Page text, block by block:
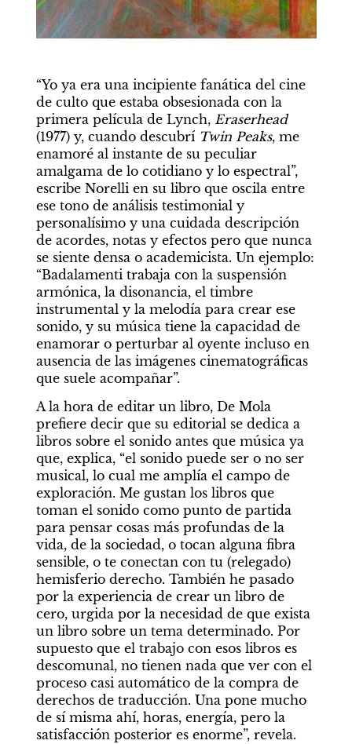
“Yo ya era una incipiente fanática del cine
de culto que estaba obsesionada con la
primera película de Lynch,
Eraserhead
(1977) y, cuando descubrí Twin Peaks, me
enamoré al instante de su peculiar
amalgama de lo cotidiano y lo espectral”,
escribe Norelli en su libro que oscila entre
ese tono de análisis testimonial y
personalísimo y una cuidada descripción
de acordes, notas y efectos pero que nunca
se siente densa o academicista. Un ejemplo:
“Badalamenti trabaja con la suspensión
armónica, la disonancia, el timbre
instrumental y la melodía para crear ese
sonido, y su música tiene la capacidad de
enamorar o perturbar al oyente incluso en
ausencia de las imágenes cinematográficas
que suele acompañar”.
A la hora de editar un libro, De Mola
prefiere decir que su editorial se dedica a
libros sobre el sonido antes que música ya
que, explica, “el sonido puede ser o no ser
musical, lo cual me amplía el campo de
exploración. Me gustan los libros que
toman el sonido como punto de partida
para pensar cosas más profundas de la
vida, de la sociedad, o tocan alguna fibra
sensible, o te conectan con tu (relegado)
hemisferio derecho. También he pasado
por la experiencia de crear un libro de
cero, urgida por la necesidad de que exista
un libro sobre un tema determinado. Por
supuesto que el trabajo con esos libros es
descomunal, no tienen nada que ver con el
proceso casi automático de la compra de
derechos de traducción. Una pone mucho
de sí misma ahí, horas, energía, pero la
satisfacción posterior es enorme”, revela.